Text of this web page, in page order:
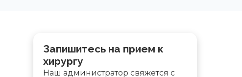
Запишитесь на прием к
хирургу
Наш администратор свяжется с